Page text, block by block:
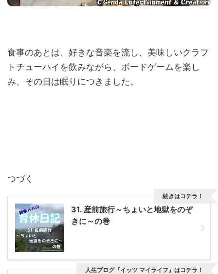
食事のあとは、好きな音楽を流し、美味しいクラフ
トチューハイを飲みながら、ボードゲームを楽し
み、その日は眠りにつきました。
つづく
31. 産前旅行～ちょいと地獄をのぞ
きに～の巻
続きはコチラ！
人生ブログ『イッツ マイライフ』はコチラ！